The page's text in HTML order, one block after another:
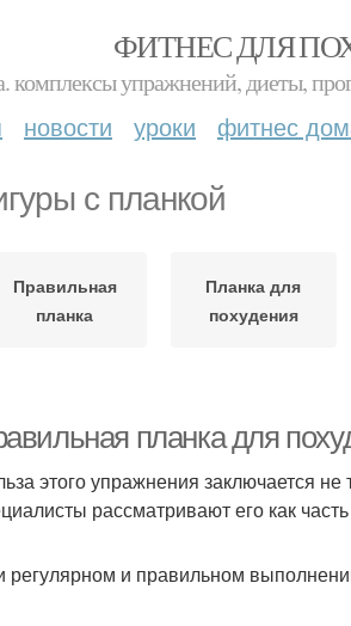
ФИТНЕС ДЛЯ
комплексы упражнений, диеты,
новости уроки фитнес
с планкой
Правильная
планка
Планка для
похудения
планка для
этого упражнения заключается
рассматривают его как
регулярном и правильном